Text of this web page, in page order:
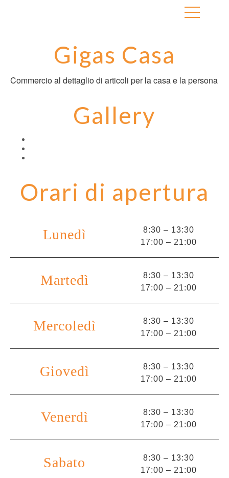
Gigas Casa
Commercio al dettaglio di articoli per la casa e la persona
Gallery
Orari di apertura
Lunedì
8:30 – 13:30
17:00 – 21:00
Martedì
8:30 – 13:30
17:00 – 21:00
Mercoledì
8:30 – 13:30
17:00 – 21:00
Giovedì
8:30 – 13:30
17:00 – 21:00
Venerdì
8:30 – 13:30
17:00 – 21:00
Sabato
8:30 – 13:30
17:00 – 21:00